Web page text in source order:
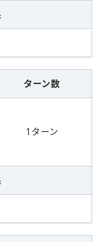
ターン数
1ターン